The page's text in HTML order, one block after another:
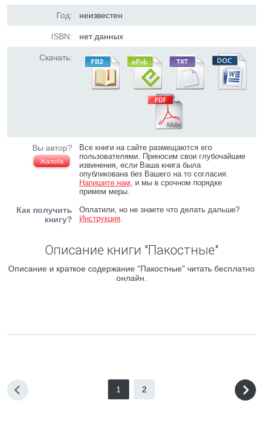
Год: неизвестен
ISBN: нет данных
Скачать:
Вы автор?
Жалоба
Все книги на сайте размещаются его
пользователями. Приносим свои глубочайшие
извинения, если Ваша книга была
опубликована без Вашего на то согласия.
Напишите нам, и мы в срочном порядке
примем меры.
Как получить
книгу?
Оплатили, но не знаете что делать дальше?
Инструкция.
Описание книги "Пакостные"
Описание и краткое содержание "Пакостные" читать бесплатно
онлайн.
1 2